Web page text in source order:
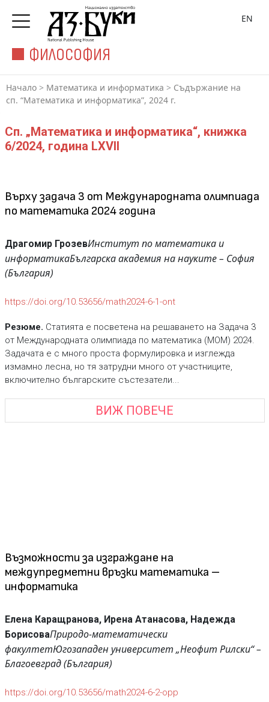
ФИЛОСОФИЯ
EN
Начало > Математика и информатика > Съдържание на
сп. “Математика и информатика”, 2024 г.
Сп. „Математика и информатика“, книжка
6/2024, година LXVII
Върху задача 3 от Международната олимпиада
по математика 2024 година
Драгомир ГрозевИнститут по математика и
информатикаБългарска академия на науките – София
(България)
https://doi.org/10.53656/math2024-6-1-ont
Резюме. Статията е посветена на решаването на Задача 3
от Международната олимпиада по математика (МОМ) 2024.
Задачата е с много проста формулировка и изглежда
измамно лесна, но тя затрудни много от участниците,
включително българските състезатели...
ВИЖ ПОВЕЧЕ
Възможности за изграждане на
междупредметни връзки математика –
информатика
Елена Каращранова, Ирена Атанасова, Надежда
БорисоваПриродо-математически
факултетЮгозападен университет „Неофит Рилски“ –
Благоевград (България)
https://doi.org/10.53656/math2024-6-2-opp